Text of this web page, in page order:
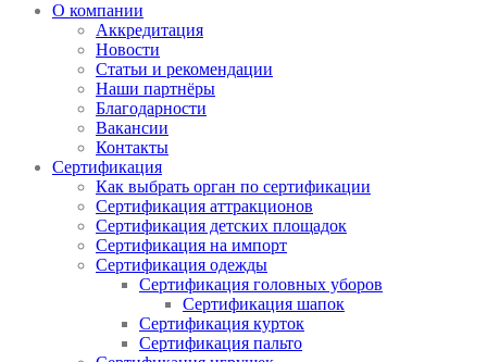
О компании
Аккредитация
Новости
Статьи и рекомендации
Наши партнёры
Благодарности
Вакансии
Контакты
Сертификация
Как выбрать орган по сертификации
Сертификация аттракционов
Сертификация детских площадок
Сертификация на импорт
Сертификация одежды
Сертификация головных уборов
Сертификация шапок
Сертификация курток
Сертификация пальто